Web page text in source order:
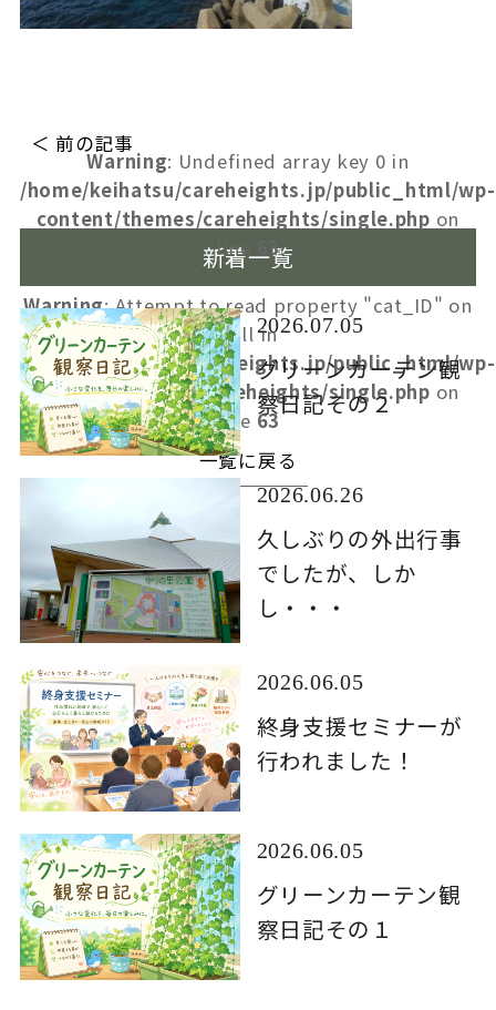
＜ 前の記事
Warning: Undefined array key 0 in
/home/keihatsu/careheights.jp/public_html/wp-
content/themes/careheights/single.php on
line
63
Warning: Attempt to read property "cat_ID" on
null in
/home/keihatsu/careheights.jp/public_html/wp-
content/themes/careheights/single.php on
line 63
一覧に戻る
新着一覧
2026.07.05
グリーンカーテン観
察日記その２
2026.06.26
久しぶりの外出行事
でしたが、しか
し・・・
2026.06.05
終身支援セミナーが
行われました！
2026.06.05
グリーンカーテン観
察日記その１